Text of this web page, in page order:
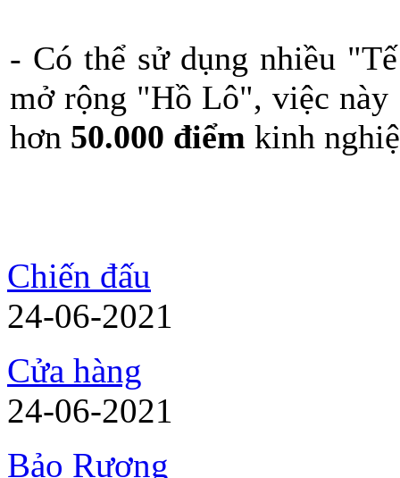
- Có thể sử dụng nhiều
mở rộng "Hồ Lô", việc
hơn 50.000 điểm kinh
Chiến đấu
24-06-2021
Cửa hàng
24-06-2021
Bảo Rương